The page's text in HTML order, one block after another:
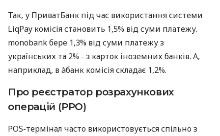
Так, у ПриватБанк під час використання системи
LiqPay комісія становить 1,5% від суми платежу.
monobank бере 1,3% від суми платежу з
українських та 2% - з карток іноземних банків. А,
наприклад, в àбанк комісія складає 1,2%.
Про реєстратор розрахункових
операцій (РРО)
POS-термінал часто використовується спільно з